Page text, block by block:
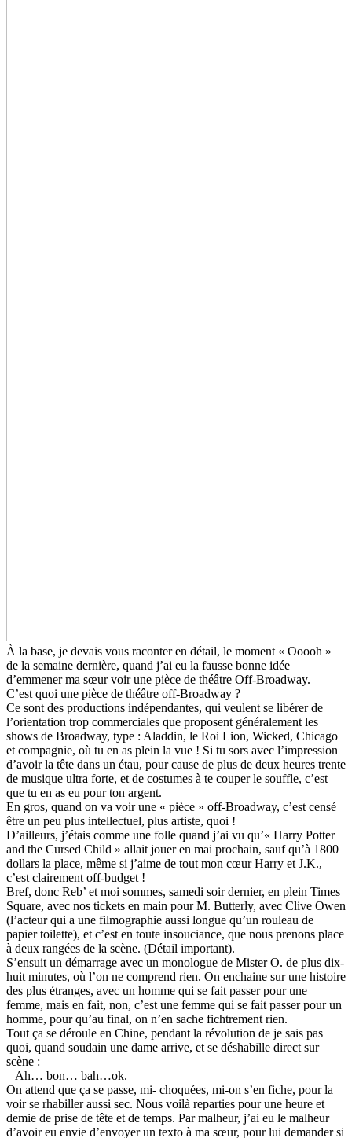
À la base, je devais vous raconter en détail, le moment « Ooooh »
de la semaine dernière, quand j’ai eu la fausse bonne idée
d’emmener ma sœur voir une pièce de théâtre Off-Broadway.
C’est quoi une pièce de théâtre off-Broadway ?
Ce sont des productions indépendantes, qui veulent se libérer de
l’orientation trop commerciales que proposent généralement les
shows de Broadway, type : Aladdin, le Roi Lion, Wicked, Chicago
et compagnie, où tu en as plein la vue ! Si tu sors avec l’impression
d’avoir la tête dans un étau, pour cause de plus de deux heures trente
de musique ultra forte, et de costumes à te couper le souffle, c’est
que tu en as eu pour ton argent.
En gros, quand on va voir une « pièce » off-Broadway, c’est censé
être un peu plus intellectuel, plus artiste, quoi !
D’ailleurs, j’étais comme une folle quand j’ai vu qu’« Harry Potter
and the Cursed Child » allait jouer en mai prochain, sauf qu’à 1800
dollars la place, même si j’aime de tout mon cœur Harry et J.K.,
c’est clairement off-budget !
Bref, donc Reb’ et moi sommes, samedi soir dernier, en plein Times
Square, avec nos tickets en main pour M. Butterly, avec Clive Owen
(l’acteur qui a une filmographie aussi longue qu’un rouleau de
papier toilette), et c’est en toute insouciance, que nous prenons place
à deux rangées de la scène. (Détail important).
S’ensuit un démarrage avec un monologue de Mister O. de plus dix-
huit minutes, où l’on ne comprend rien. On enchaine sur une histoire
des plus étranges, avec un homme qui se fait passer pour une
femme, mais en fait, non, c’est une femme qui se fait passer pour un
homme, pour qu’au final, on n’en sache fichtrement rien.
Tout ça se déroule en Chine, pendant la révolution de je sais pas
quoi, quand soudain une dame arrive, et se déshabille direct sur
scène :
– Ah… bon… bah…ok.
On attend que ça se passe, mi- choquées, mi-on s’en fiche, pour la
voir se rhabiller aussi sec. Nous voilà reparties pour une heure et
demie de prise de tête et de temps. Par malheur, j’ai eu le malheur
d’avoir eu envie d’envoyer un texto à ma sœur, pour lui demander si